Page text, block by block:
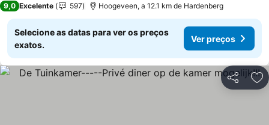
9,0 Excelente 597 Hoogeveen, a 12.1 km de Hardenberg
Selecione as datas para ver os preços
exatos.
Ver preços
Partilhar